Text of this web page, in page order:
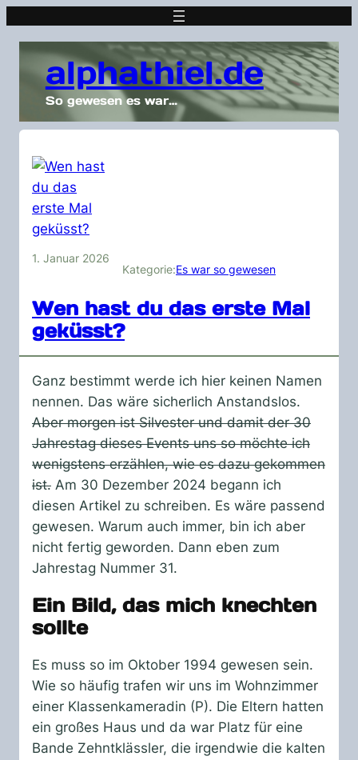
alphathiel.de
So gewesen es war…
1. Januar 2026
Kategorie:Es war so gewesen
Wen hast du das erste Mal
geküsst?
Ganz bestimmt werde ich hier keinen Namen
nennen. Das wäre sicherlich Anstandslos.
Aber morgen ist Silvester und damit der 30
Jahrestag dieses Events uns so möchte ich
wenigstens erzählen, wie es dazu gekommen
ist. Am 30 Dezember 2024 begann ich
diesen Artikel zu schreiben. Es wäre passend
gewesen. Warum auch immer, bin ich aber
nicht fertig geworden. Dann eben zum
Jahrestag Nummer 31.
Ein Bild, das mich knechten
sollte
Es muss so im Oktober 1994 gewesen sein.
Wie so häufig trafen wir uns im Wohnzimmer
einer Klassenkameradin (P). Die Eltern hatten
ein großes Haus und da war Platz für eine
Bande Zehntklässler, die irgendwie die kalten